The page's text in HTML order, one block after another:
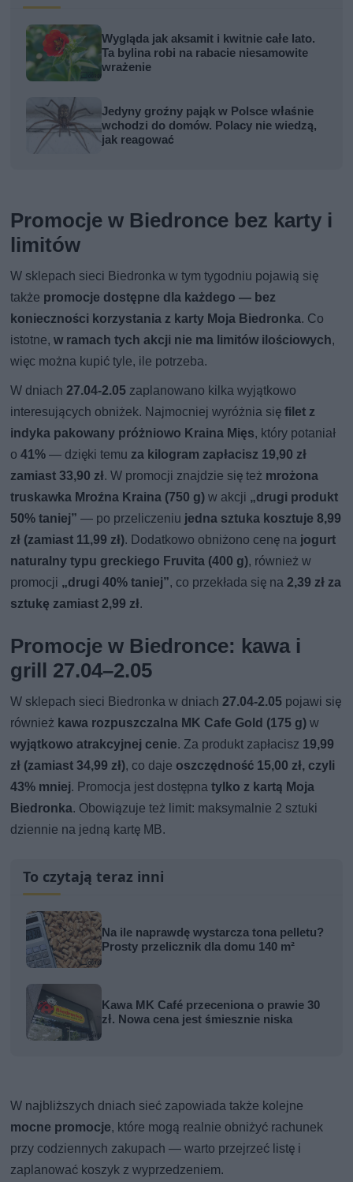
Wygląda jak aksamit i kwitnie całe lato.
Ta bylina robi na rabacie niesamowite
wrażenie
Jedyny groźny pająk w Polsce właśnie
wchodzi do domów. Polacy nie wiedzą,
jak reagować
Promocje w Biedronce bez karty i
limitów
W sklepach sieci Biedronka w tym tygodniu pojawią się
także promocje dostępne dla każdego — bez
konieczności korzystania z karty Moja Biedronka. Co
istotne,w ramach tych akcji nie ma limitów ilościowych,
więc można kupić tyle, ile potrzeba.
W dniach27.04-2.05 zaplanowano kilka wyjątkowo
interesujących obniżek. Najmocniej wyróżnia sięfilet z
indyka pakowany próżniowo Kraina Mięs, który potaniał
o41% — dzięki temu za kilogram zapłacisz 19,90 zł
zamiast 33,90 zł. W promocji znajdzie się też mrożona
truskawka Mroźna Kraina (750 g) w akcji „drugi produkt
50% taniej” — po przeliczeniu jedna sztuka kosztuje 8,99
zł (zamiast 11,99 zł). Dodatkowo obniżono cenę na jogurt
naturalny typu greckiego Fruvita (400 g), również w
promocji „drugi 40% taniej”, co przekłada się na2,39 zł za
sztukę zamiast 2,99 zł.
Promocje w Biedronce: kawa i
grill 27.04–2.05
W sklepach sieci Biedronka w dniach27.04-2.05 pojawi się
również kawa rozpuszczalna MK Cafe Gold (175 g) w
wyjątkowo atrakcyjnej cenie. Za produkt zapłacisz 19,99
zł (zamiast 34,99 zł), co daje oszczędność 15,00 zł, czyli
43% mniej. Promocja jest dostępnatylko z kartą Moja
Biedronka. Obowiązuje też limit: maksymalnie 2 sztuki
dziennie na jedną kartę MB.
To czytają teraz inni
Na ile naprawdę wystarcza tona pelletu?
Prosty przelicznik dla domu 140 m²
Kawa MK Café przeceniona o prawie 30
zł. Nowa cena jest śmiesznie niska
W najbliższych dniach sieć zapowiada także kolejne
mocne promocje, które mogą realnie obniżyć rachunek
przy codziennych zakupach — warto przejrzeć listę i
zaplanować koszyk z wyprzedzeniem.